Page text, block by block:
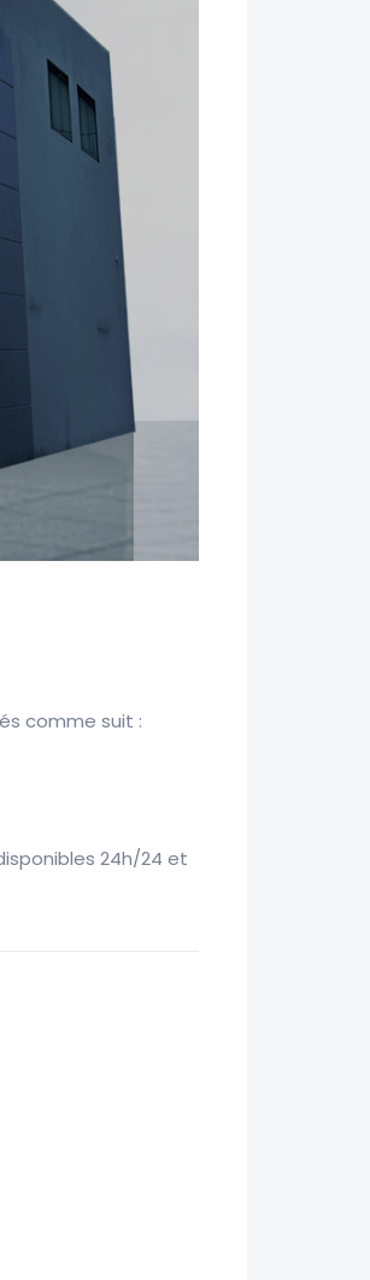
comme suit :
24h/24 et